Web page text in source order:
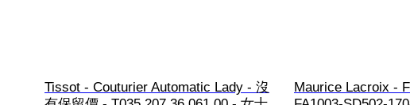
Tissot - Couturier Automatic Lady - 沒
Maurice Lacroix -